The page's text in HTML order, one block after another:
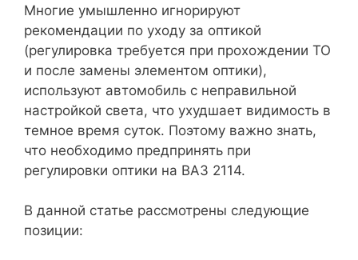
Многие умышленно игнорируют
рекомендации по уходу за оптикой
(регулировка требуется при прохождении ТО
и после замены элементом оптики),
используют автомобиль с неправильной
настройкой света, что ухудшает видимость в
темное время суток. Поэтому важно знать,
что необходимо предпринять при
регулировки оптики на ВАЗ 2114.
В данной статье рассмотрены следующие
позиции: